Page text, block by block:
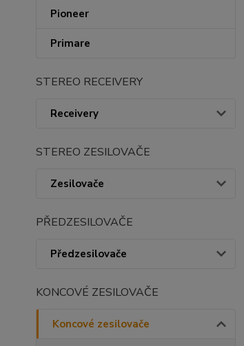
Pioneer
Primare
STEREO RECEIVERY
Receivery
STEREO ZESILOVAČE
Zesilovače
PŘEDZESILOVAČE
Předzesilovače
KONCOVÉ ZESILOVAČE
Koncové zesilovače